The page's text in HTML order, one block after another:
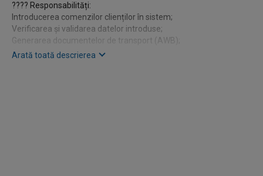
???? Responsabilități:
Introducerea comenzilor clienților în sistem;
Verificarea și validarea datelor introduse;
Generarea documentelor de transport (AWB);
Colaborarea cu echipa de vanzari si depozit pentru procesarea
Arată toată descrierea